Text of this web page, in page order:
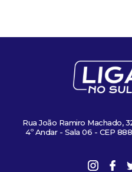
Rua João Ramiro Machado,
4º Andar - Sala 06 - CEP